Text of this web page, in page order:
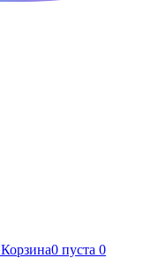
Корзина0 пуста 0